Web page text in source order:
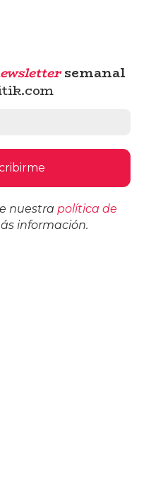
semanal
nuestra política de
información.